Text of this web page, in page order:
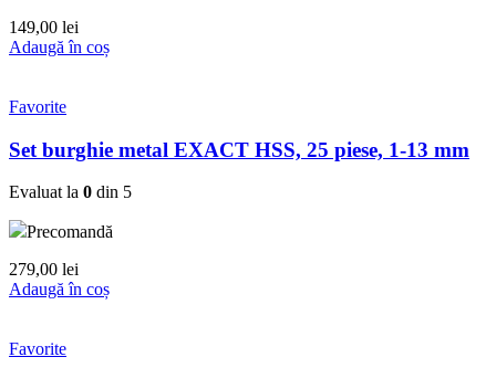
149,00 lei
Adaugă în coș
Favorite
Set burghie metal EXACT HSS, 25 piese, 1-13 mm
Evaluat la 0 din 5
Precomandă
279,00 lei
Adaugă în coș
Favorite